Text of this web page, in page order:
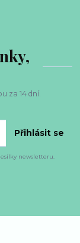
za 14 dní.
Přihlásit se
newsletteru.